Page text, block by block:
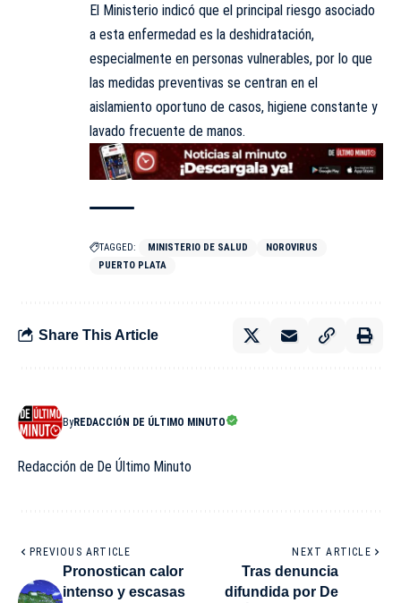
El Ministerio indicó que el principal riesgo asociado
a esta enfermedad es la deshidratación,
especialmente en personas vulnerables, por lo que
las medidas preventivas se centran en el
aislamiento oportuno de casos, higiene constante y
lavado frecuente de manos.
TAGGED: MINISTERIO DE SALUD
NOROVIRUS
PUERTO PLATA
Share This Article
ByREDACCIÓN DE ÚLTIMO MINUTO
Redacción de De Último Minuto
PREVIOUS ARTICLE
Pronostican calor
intenso y escasas
NEXT ARTICLE
Tras denuncia
difundida por De